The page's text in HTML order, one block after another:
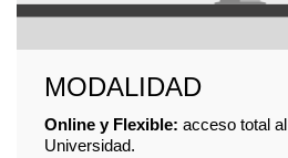
MODALIDAD
Online y Flexible: acceso total al
Universidad.